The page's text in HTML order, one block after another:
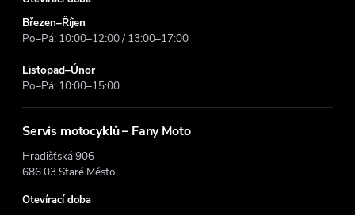
Březen–Říjen
Po–Pá: 10:00–12:00 / 13:00–17:00
Listopad–Únor
Po–Pá: 10:00–15:00
Servis motocyklů – Fany Moto
Hradišťská 906
686 03 Staré Město
Otevírací doba